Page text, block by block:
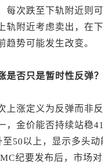
每次跌至下轨附近则
轨附近考虑卖出，在
趋势可能发生改变。
是否只是暂时性反弹
上涨定义为反弹而非
，金价能否持续站稳
50以上，显示多头
纪要发布后，市场